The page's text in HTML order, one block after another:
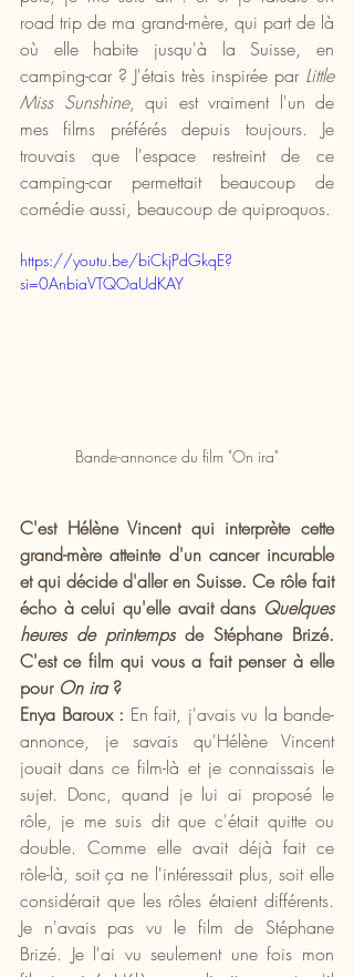
road trip de ma grand-mère, qui part de là
où elle habite jusqu'à la Suisse, en
camping-car ? J'étais très inspirée par Little
Miss Sunshine, qui est vraiment l'un de
mes films préférés depuis toujours. Je
trouvais que l'espace restreint de ce
camping-car permettait beaucoup de
comédie aussi, beaucoup de quiproquos.
https://youtu.be/biCkjPdGkqE?
si=0AnbiaVTQOaUdKAY
Bande-annonce du film "On ira"
C'est Hélène Vincent qui interprète cette
grand-mère atteinte d'un cancer incurable
et qui décide d'aller en Suisse. Ce rôle fait
écho à celui qu'elle avait dans Quelques
heures de printemps de Stéphane Brizé.
C'est ce film qui vous a fait penser à elle
pour On ira ?
Enya Baroux : En fait, j'avais vu la bande-
annonce, je savais qu'Hélène Vincent
jouait dans ce film-là et je connaissais le
sujet. Donc, quand je lui ai proposé le
rôle, je me suis dit que c'était quitte ou
double. Comme elle avait déjà fait ce
rôle-là, soit ça ne l'intéressait plus, soit elle
considérait que les rôles étaient différents.
Je n'avais pas vu le film de Stéphane
Brizé. Je l'ai vu seulement une fois mon